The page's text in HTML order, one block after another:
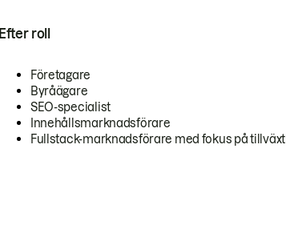
Efter roll
Företagare
Byråägare
SEO-specialist
Innehållsmarknadsförare
Fullstack-marknadsförare med fokus på tillväxt